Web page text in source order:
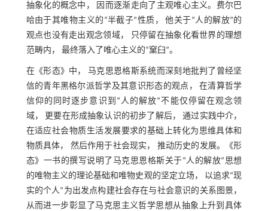
抽象化的概念中， 因而逐渐走向了主观唯心主义。费尔巴
哈由于其唯物主义的“半截子”性质， 他关于“人的解放”的
观点也没有走出观念领域， 只停留在抽象化看世界的理想
范畴内， 最终落入了唯心主义的“窠臼”。
在《形态》中， 马克思恩格斯系统而深刻地批判了曾经坚
信的青年黑格尔派哲学及其意识形态的观点， 在清算哲学
信仰的同时逐步意识到“人的解放”不能仅停留在观念领
域， 更要在形成抽象认识的初步了解后， 通过实践中介，
在适应社会物质生活发展要求的基础上转化为思维具体和
物质具体， 然后作用于社会现实， 推动历史的发展。《形
态》一书的撰写说明了马克思恩格斯关于“人的解放”思想
的唯物主义的理论基础和唯物史观的坚定立场， 以追求“现
实的个人”为出发点构建社会存在与社会意识的关系图景，
从而进一步彰显了马克思主义哲学思想从抽象上升到具体